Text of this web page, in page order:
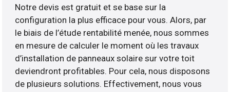
Notre devis est gratuit et se base sur la
configuration la plus efficace pour vous. Alors, par
le biais de l’étude rentabilité menée, nous sommes
en mesure de calculer le moment où les travaux
d’installation de panneaux solaire sur votre toit
deviendront profitables. Pour cela, nous disposons
de plusieurs solutions. Effectivement, nous vous